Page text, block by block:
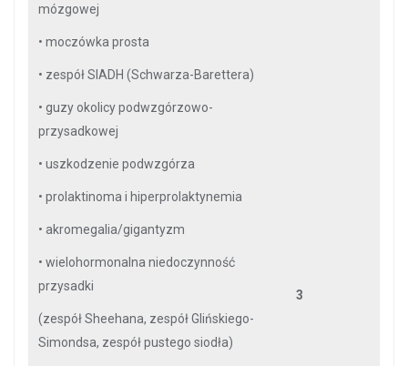
mózgowej
• moczówka prosta
• zespół SIADH (Schwarza-Barettera)
• guzy okolicy podwzgórzowo-
przysadkowej
• uszkodzenie podwzgórza
• prolaktinoma i hiperprolaktynemia
• akromegalia/gigantyzm
• wielohormonalna niedoczynność
przysadki
(zespół Sheehana, zespół Glińskiego-
Simondsa, zespół pustego siodła)
3